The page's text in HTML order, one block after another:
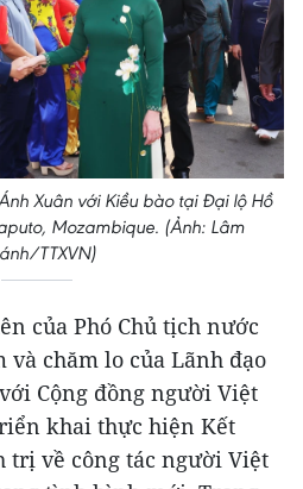
Xuân với Kiều bào tại Đại lộ Hồ
Mozambique. (Ảnh: Lâm
TTXVN)
của Phó Chủ tịch nước
và chăm lo của Lãnh đạo
Cộng đồng người Việt
khai thực hiện Kết
trị về công tác người Việt